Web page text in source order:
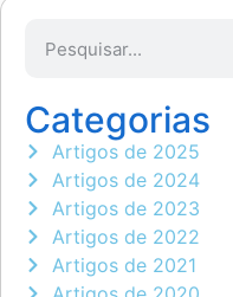
Categorias
Artigos de 2025
Artigos de 2024
Artigos de 2023
Artigos de 2022
Artigos de 2021